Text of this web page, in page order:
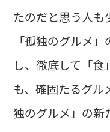
たのだと思う人も
「孤独のグルメ
し、徹底して「食
も、確固たるグ
独のグルメ」の新